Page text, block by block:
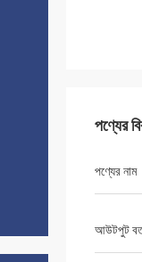
পণ্যের
পণ্যের নাম
আউটপুট